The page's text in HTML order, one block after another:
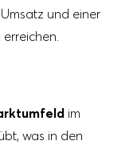
Umsatz und einer
im
was in den